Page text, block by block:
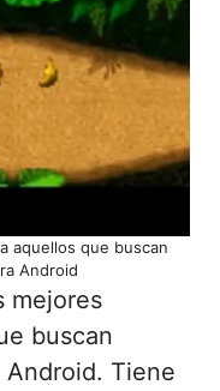
aquellos que buscan
Android
mejores
buscan
Android. Tiene